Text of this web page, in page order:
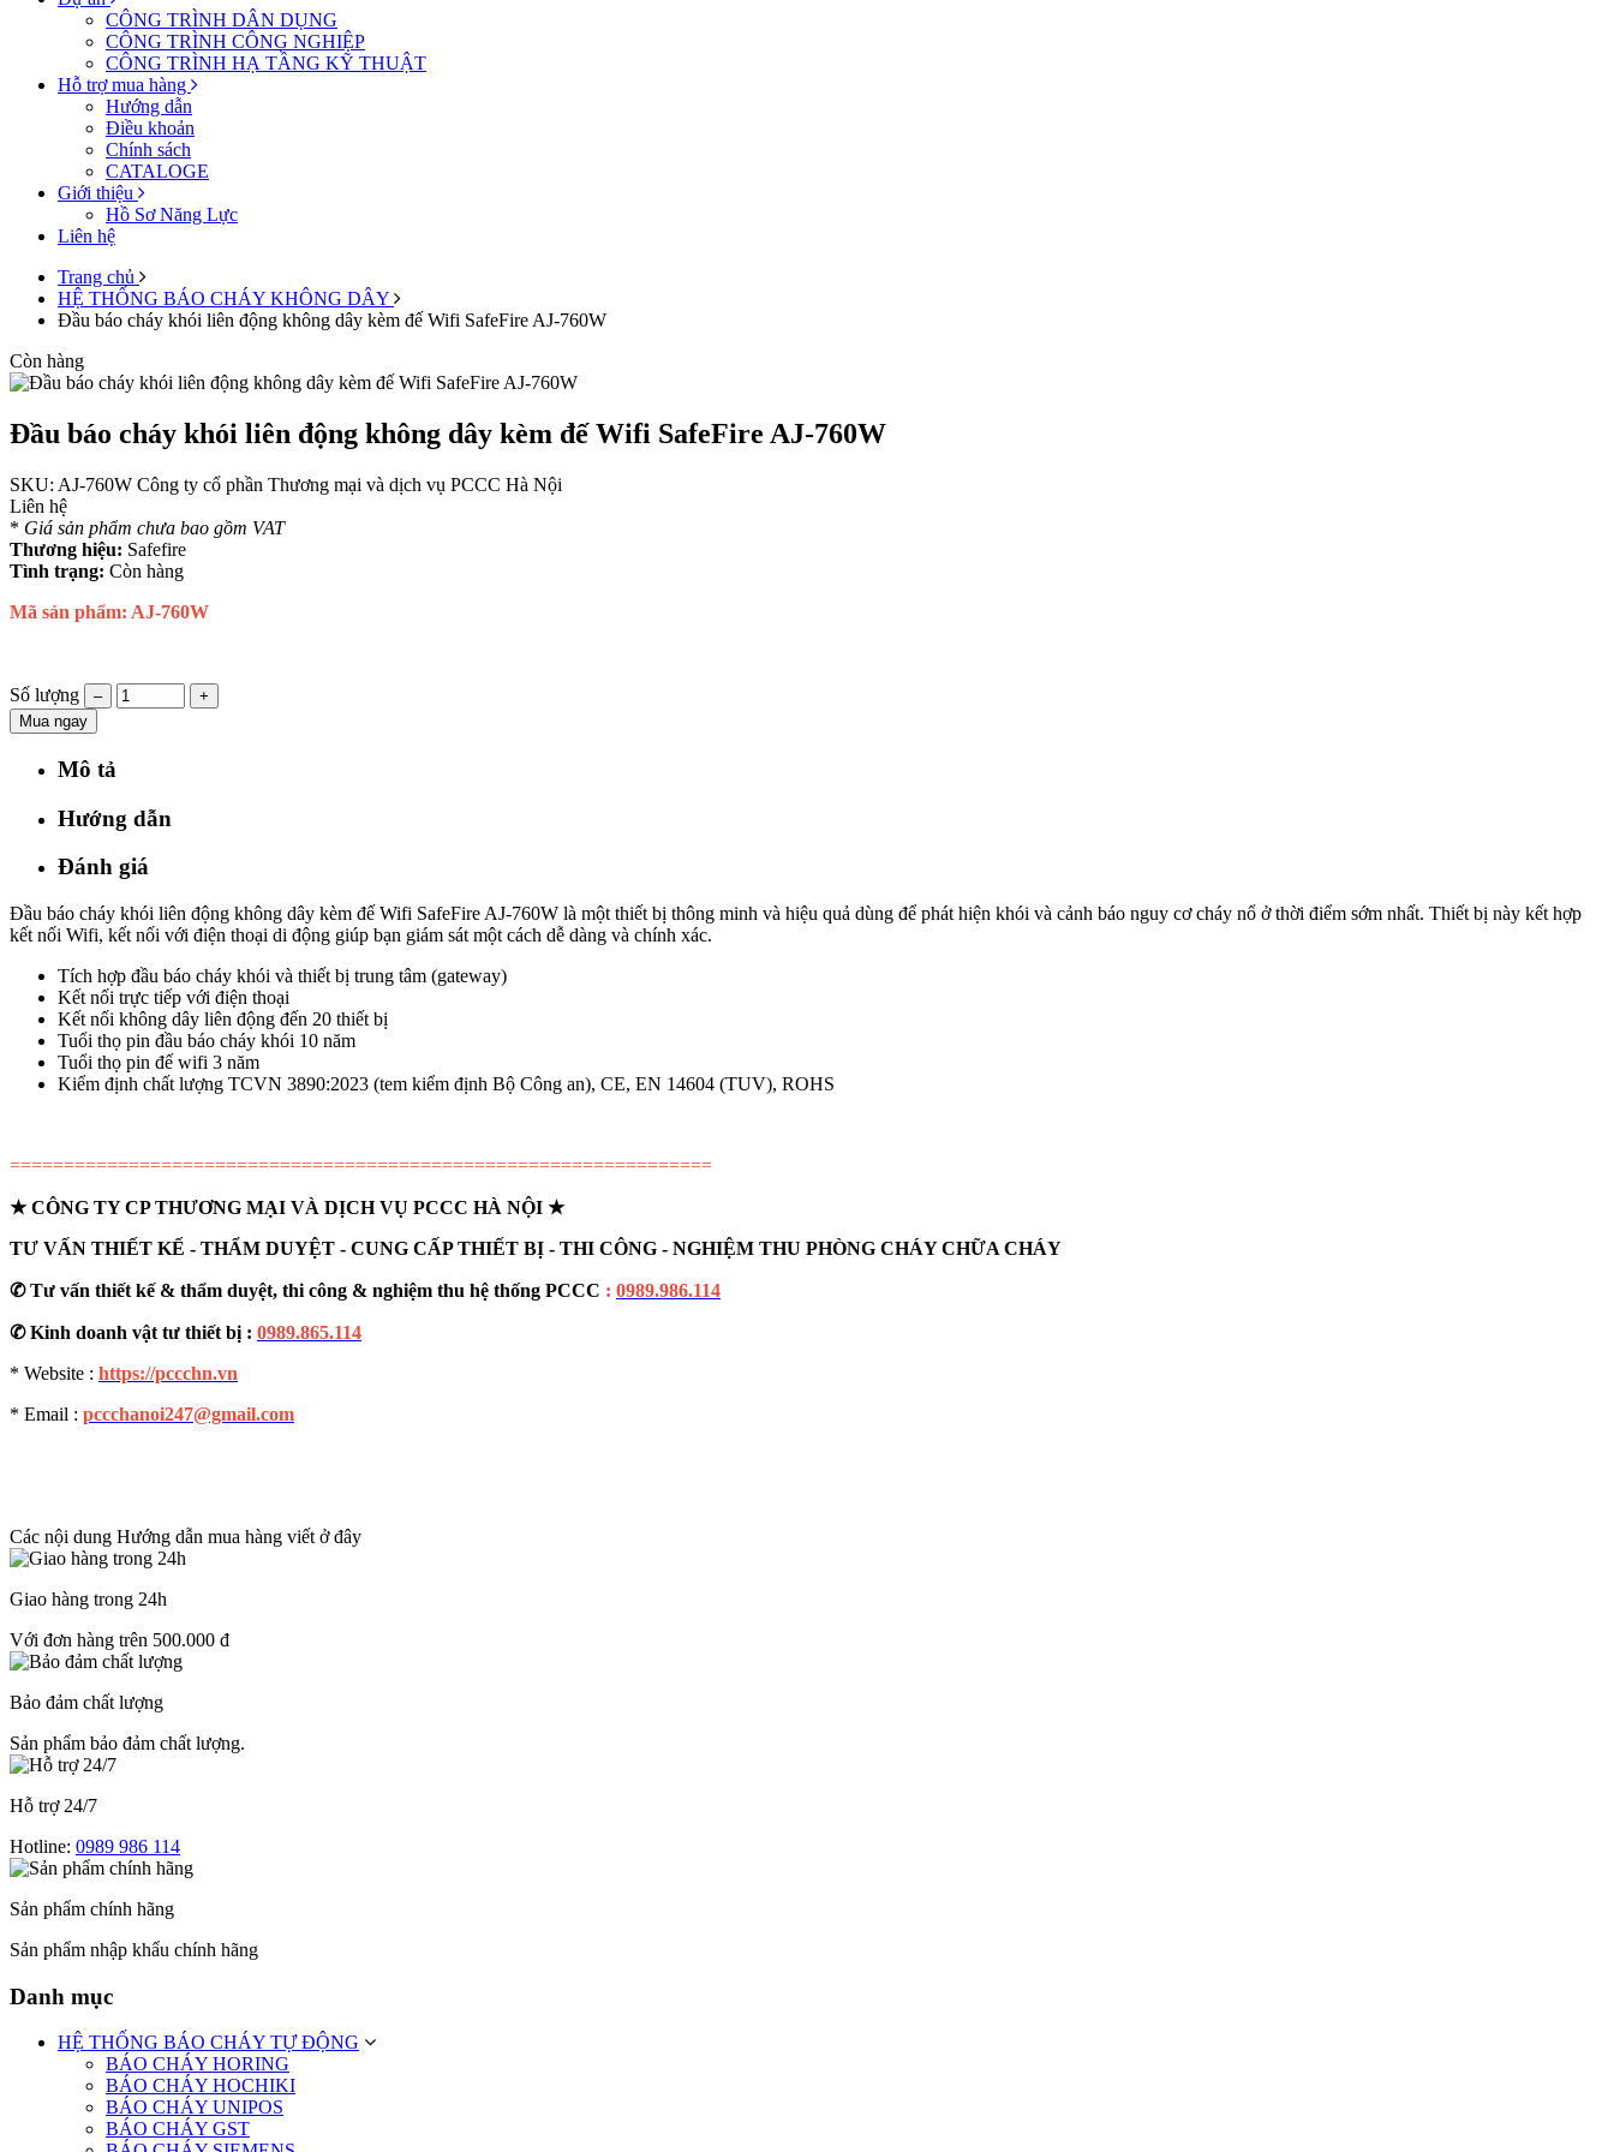
CÔNG TRÌNH DÂN DỤNG
CÔNG TRÌNH CÔNG NGHIỆP
CÔNG TRÌNH HẠ TẦNG KỸ THUẬT
Hỗ trợ mua hàng
Hướng dẫn
Điều khoản
Chính sách
CATALOGE
Giới thiệu
Hồ Sơ Năng Lực
Liên hệ
Trang chủ
HỆ THỐNG BÁO CHÁY KHÔNG DÂY
Đầu báo cháy khói liên động không dây kèm đế Wifi SafeFire AJ-760W
Còn hàng
Đầu báo cháy khói liên động không dây kèm đế Wifi SafeFire AJ-760W
SKU: AJ-760W Công ty cổ phần Thương mại và dịch vụ PCCC Hà Nội
Liên hệ
* Giá sản phẩm chưa bao gồm VAT
Thương hiệu: Safefire
Tình trạng: Còn hàng
Mã sản phẩm: AJ-760W
Số lượng –
+
Mua ngay
Mô tả
Hướng dẫn
Đánh giá
Đầu báo cháy khói liên động không dây kèm đế Wifi SafeFire AJ-760W là một thiết bị thông minh và hiệu quả dùng để phát hiện khói và cảnh báo nguy cơ cháy nổ ở thời điểm sớm nhất. Thiết bị này kết hợp
kết nối Wifi, kết nối với điện thoại di động giúp bạn giám sát một cách dễ dàng và chính xác.
Tích hợp đầu báo cháy khói và thiết bị trung tâm (gateway)
Kết nối trực tiếp với điện thoại
Kết nối không dây liên động đến 20 thiết bị
Tuổi thọ pin đầu báo cháy khói 10 năm
Tuổi thọ pin đế wifi 3 năm
Kiểm định chất lượng TCVN 3890:2023 (tem kiểm định Bộ Công an), CE, EN 14604 (TUV), ROHS
=================================================================
★CÔNG TY CP THƯƠNG MẠI VÀ DỊCH VỤ PCCC HÀ NỘI ★
TƯ VẤN THIẾT KẾ - THẨM DUYỆT - CUNG CẤP THIẾT BỊ - THI CÔNG - NGHIỆM THU PHÒNG CHÁY CHỮA CHÁY
✆ Tư vấn thiết kế & thẩm duyệt, thi công & nghiệm thu hệ thống PCCC : 0989.986.114
✆ Kinh doanh vật tư thiết bị : 0989.865.114
* Website : https://pccchn.vn
* Email : pccchanoi247@gmail.com
Các nội dung Hướng dẫn mua hàng viết ở đây
Giao hàng trong 24h
Với đơn hàng trên 500.000 đ
Bảo đảm chất lượng
Sản phẩm bảo đảm chất lượng.
Hỗ trợ 24/7
Hotline: 0989 986 114
Sản phẩm chính hãng
Sản phẩm nhập khẩu chính hãng
Danh mục
HỆ THỐNG BÁO CHÁY TỰ ĐỘNG
BÁO CHÁY HORING
BÁO CHÁY HOCHIKI
BÁO CHÁY UNIPOS
BÁO CHÁY GST